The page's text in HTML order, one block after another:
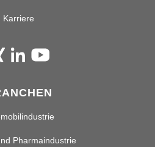
Karriere
Pharmaindustrie